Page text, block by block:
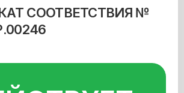
СООТВЕТСТВИЯ №